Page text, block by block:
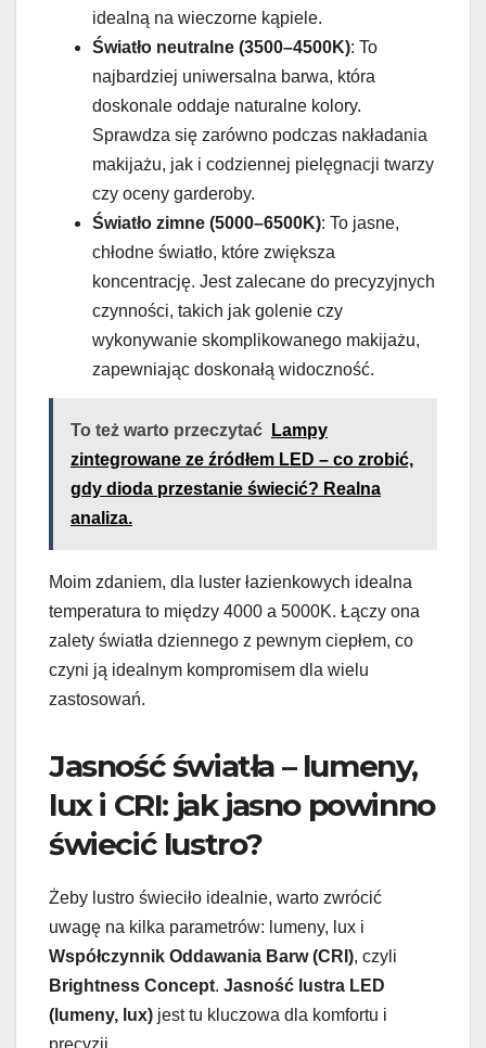
idealną na wieczorne kąpiele.
Światło neutralne (3500–4500K): To
najbardziej uniwersalna barwa, która
doskonale oddaje naturalne kolory.
Sprawdza się zarówno podczas nakładania
makijażu, jak i codziennej pielęgnacji twarzy
czy oceny garderoby.
Światło zimne (5000–6500K): To jasne,
chłodne światło, które zwiększa
koncentrację. Jest zalecane do precyzyjnych
czynności, takich jak golenie czy
wykonywanie skomplikowanego makijażu,
zapewniając doskonałą widoczność.
To też warto przeczytać
Lampy
zintegrowane ze źródłem LED – co zrobić,
gdy dioda przestanie świecić? Realna
analiza.
Moim zdaniem, dla luster łazienkowych idealna
temperatura to między 4000 a 5000K. Łączy ona
zalety światła dziennego z pewnym ciepłem, co
czyni ją idealnym kompromisem dla wielu
zastosowań.
Jasność światła – lumeny,
lux i CRI: jak jasno powinno
świecić lustro?
Żeby lustro świeciło idealnie, warto zwrócić
uwagę na kilka parametrów: lumeny, lux i
Współczynnik Oddawania Barw (CRI), czyli
Brightness Concept. Jasność lustra LED
(lumeny, lux) jest tu kluczowa dla komfortu i